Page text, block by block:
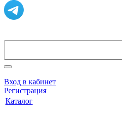
Вход в кабинет
Регистрация
Каталог